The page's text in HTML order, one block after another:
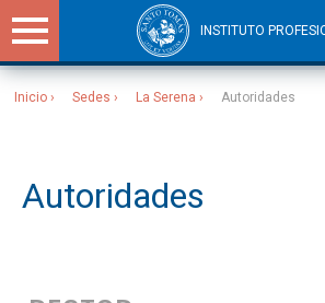
INSTITUTO
Inicio Sedes La Serena Autoridades
Autoridades